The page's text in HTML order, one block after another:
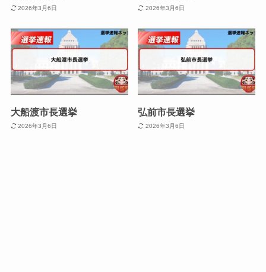
2026年3月6日 2026年3月6日
大船渡市長選挙
2026年3月6日
弘前市長選挙
2026年3月6日